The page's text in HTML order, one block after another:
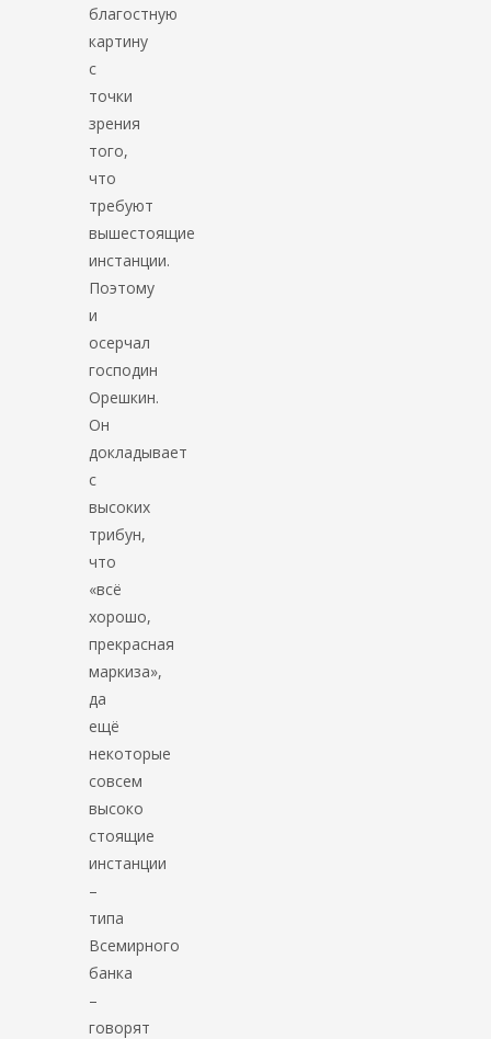
благостную
картину
с
точки
зрения
того,
что
требуют
вышестоящие
инстанции.
Поэтому
и
осерчал
господин
Орешкин.
Он
докладывает
с
высоких
трибун,
что
«всё
хорошо,
прекрасная
маркиза»,
да
ещё
некоторые
совсем
высоко
стоящие
инстанции
–
типа
Всемирного
банка
–
говорят